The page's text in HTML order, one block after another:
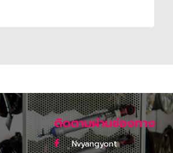
ติดตามผ่านช่องทาง
Nvyangyont